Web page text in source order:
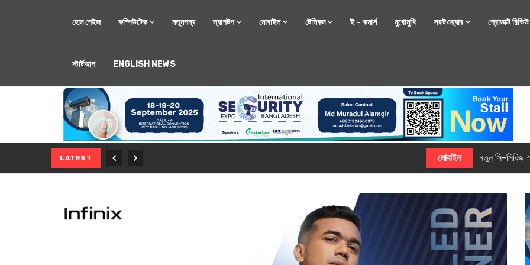
হোম পেইজ কম্পিউটেক নতুনপন্য ল্যাপটপ মোবাইল টেলিকম ই – কমার্স মুখোমুখি সফটওয়্যার প্রোডাক্ট রিভিউ
স্টার্টআপ ENGLISH NEWS
LATEST